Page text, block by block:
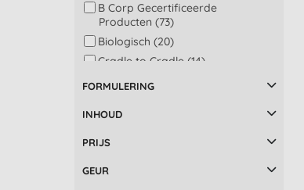
B Corp Gecertificeerde
Producten (73)
Biologisch (20)
Cradle to Cradle (14)
Duurzame palmolie (28)
ECOCERT (58)
Ecolabel (3)
EWG Verified (18)
FORMULERING
INHOUD
PRIJS
GEUR